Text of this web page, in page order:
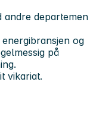
andre departemen
og
på
vikariat.